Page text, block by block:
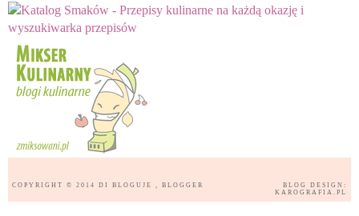
COPYRIGHT © 2014 DI BLOGUJE , BLOGGER
BLOG DESIGN:
KAROGRAFIA.PL